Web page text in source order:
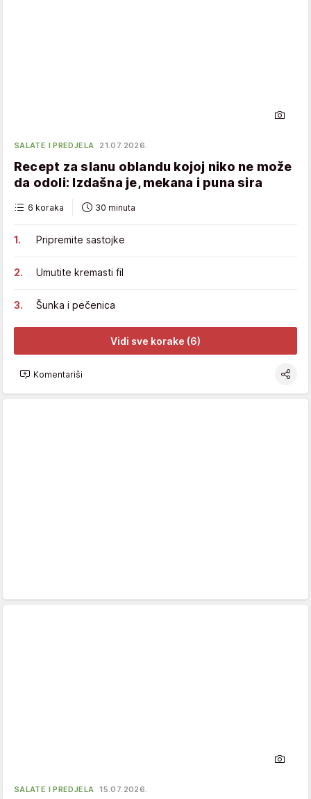
SALATE I PREDJELA 21.07.2026.
Recept za slanu oblandu kojoj niko ne može
da odoli: Izdašna je, mekana i puna sira
6 koraka 30 minuta
Pripremite sastojke
Umutite kremasti fil
Šunka i pečenica
Vidi sve korake (6)
Komentariši
SALATE I PREDJELA 15.07.2026.